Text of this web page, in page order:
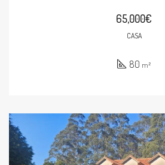
65,000€
CASA
80 m²